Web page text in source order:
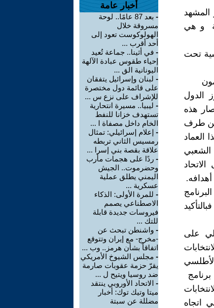
المشهد
و هي
تحت
الدول
هذه
من طرف
العماد
على
اتجاه
أخبار عامة
-
بعد 87 عامًا.. لوحة
مسروقة خلال
الهولوكوست تعود إلى
أحد أقرب ...
- في أثينا.. جماعة تُعيد
إحياء طقوس عبادة الآلهة
اليونانية الق ...
- لبنان وإسرائيل يتفقان
على قائمة دول مختصرة
للإشراف على نزع س ...
- ليبيا.. مسيرة انتحارية
تستهدف خزانا للنفط
الخام داخل مصفاة ا ...
- إعلام إسرائيلي: تمثال
رمسيس الثاني تربطه
علاقة بقصة بني إسرا ...
- ردًا على هجمات مأرب
وحضرموت.. الجيش
اليمني يطلق عملية
عسكرية ...
- للمرة الأولى: الذكاء
الاصطناعي يصمم
فيروسات جديدة قابلة
للتك ...
- واشنطن تبحث عن
-مخرج- مع إيران وتتوقع
اتفاقاً بشأن هرمز.. وب ...
- مجلس الشيوخ الأمريكي
يقرّ حزمة عقوبات صارمة
ضد روسيا ويتيح ل ...
- الاتحاد الأوروبي ينتقد
ميتا وتيك توك: أخبار
مضللة عن سبتة